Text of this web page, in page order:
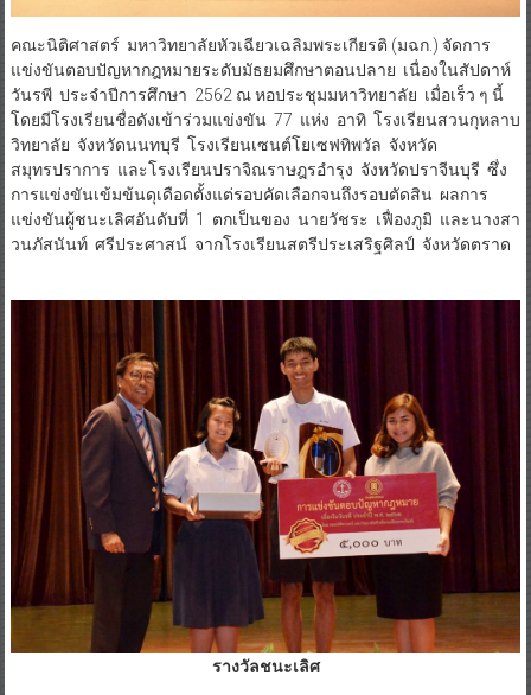
คณะนิติศาสตร์ มหาวิทยาลัยหัวเฉียวเฉลิมพระเกียรติ (มฉก.) จัดการ
แข่งขันตอบปัญหากฎหมายระดับมัธยมศึกษาตอนปลาย เนื่องในสัปดาห์
วันรพี ประจำปีการศึกษา 2562 ณ หอประชุมมหาวิทยาลัย เมื่อเร็ว ๆ นี้
โดยมีโรงเรียนชื่อดังเข้าร่วมแข่งขัน 77 แห่ง อาทิ โรงเรียนสวนกุหลาบ
วิทยาลัย จังหวัดนนทบุรี โรงเรียนเซนต์โยเซฟทิพวัล จังหวัด
สมุทรปราการ และโรงเรียนปราจิณราษฎรอำรุง จังหวัดปราจีนบุรี ซึ่ง
การแข่งขันเข้มข้นดุเดือดตั้งแต่รอบคัดเลือกจนถึงรอบตัดสิน ผลการ
แข่งขันผู้ชนะเลิศอันดับที่ 1 ตกเป็นของ นายวัชระ เฟื่องภูมิ และนางสา
วนภัสนันท์ ศรีประศาสน์ จากโรงเรียนสตรีประเสริฐศิลป์ จังหวัดตราด
รางวัลชนะเลิศ